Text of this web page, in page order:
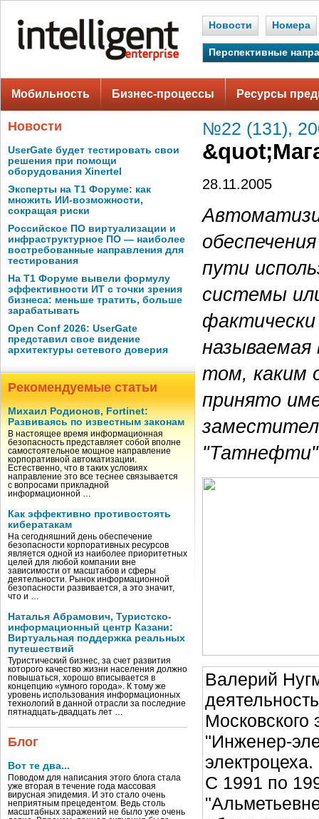
Новости Номера
Перспективные
Мобильность Бизнес-процессы Ресурсы
Новости
UserGate будет тестировать свои
решения при помощи
оборудования Xinertel
Эксперты на Т1 Форуме: как
множить ИИ-возможности,
сокращая риски
Российское ПО виртуализации и
инфраструктурное ПО — наиболее
востребованные направления для
тестирования
На Т1 Форуме вывели формулу
эффективности ИТ с точки зрения
бизнеса: меньше тратить, больше
зарабатывать
Open Conf 2026: UserGate
представил свое видение
архитектуры сетевого доверия
Рекомендуемые статьи
Михаил Родионов, Fortinet:
Развиваясь по известным законам
В настоящее время информационная
безопасность представляет собой вполне
самостоятельное мощное направление
корпоративной автоматизации.
Естественно, что в таких условиях
направление это все теснее связывается
с вопросами прикладной
информационной …
Как эффективно противостоять
кибератакам
На сегодняшний день обеспечение
безопасности корпоративных ресурсов
является одной из наиболее приоритетных
целей для любой компании вне
зависимости от масштабов и сферы
деятельности. Рынок информационной
безопасности развивается, а это значит,
что и …
Наталья Абрамович, Туристско-
информационный центр Казани:
Виртуальная поддержка реальных
путешествий
Туристический бизнес, за счет развития
которого качество жизни населения должно
повышаться, хорошо вписывается в
концепцию «умного города». К тому же
уровень использования информационных
технологий в данной отрасли за последние
пятнадцать-двадцать лет …
Блог
Вот те два...
Поводом для написания этого блога стала
уже вторая в течение года массовая
вирусная эпидемия. И это стало очень
неприятным прецедентом. Ведь столь
масштабных заражений не было уже очень
№22 (131),
28.11.2005
пути
системы
том, каким
принято
Валерий
Московского
"Инженер-
электроцеха.
С 1991 по